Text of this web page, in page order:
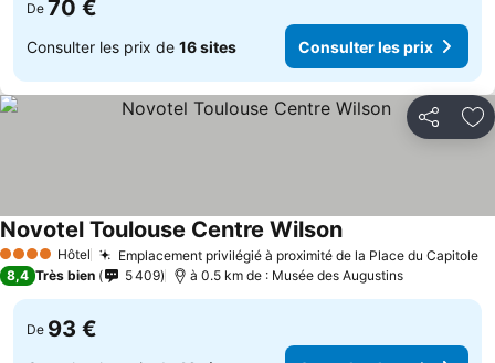
De 70 €
Consulter les prix de 16 sites Consulter les prix
Partager
4 Étoiles Hôtel Emplacement privilégié à proximité de la Place du Capitole
Novotel Toulouse Centre Wilson
8,4 Très bien 5 409 à 0.5 km de : Musée des Augustins
De 93 €